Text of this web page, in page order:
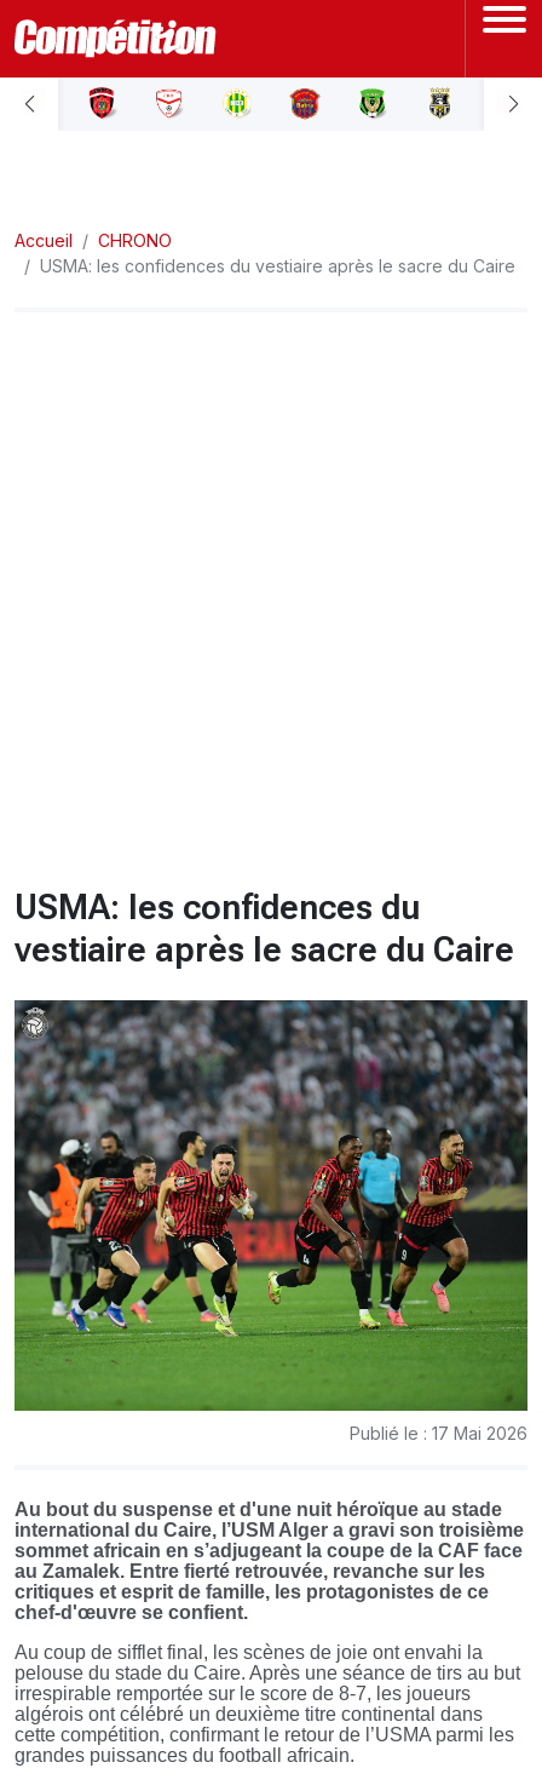
ACCUEIL
LIGUE 2
Accueil
CHRONO
USMA: les confidences du vestiaire après le sacre du Caire
USMA: les confidences du
vestiaire après le sacre du Caire
Publié le : 17 Mai 2026
Au bout du suspense et d'une nuit héroïque au stade
international du Caire, l’USM Alger a gravi son troisième
sommet africain en s’adjugeant la coupe de la CAF face
au Zamalek. Entre fierté retrouvée, revanche sur les
critiques et esprit de famille, les protagonistes de ce
chef-d'œuvre se confient.
Au coup de sifflet final, les scènes de joie ont envahi la
pelouse du stade du Caire. Après une séance de tirs au but
irrespirable remportée sur le score de 8-7, les joueurs
algérois ont célébré un deuxième titre continental dans
cette compétition, confirmant le retour de l’USMA parmi les
grandes puissances du football africain.